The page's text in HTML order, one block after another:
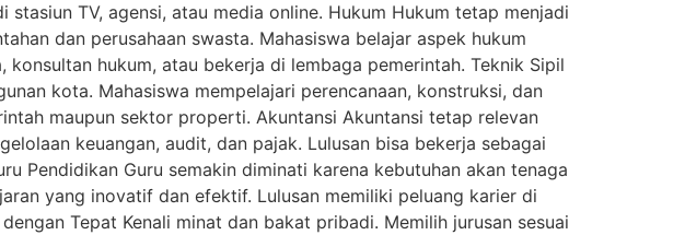
TV, agensi, atau media online. Hukum Hukum tetap menjadi
dan perusahaan swasta. Mahasiswa belajar aspek hukum
hukum, atau bekerja di lembaga pemerintah. Teknik Sipil
kota. Mahasiswa mempelajari perencanaan, konstruksi, dan
maupun sektor properti. Akuntansi Akuntansi tetap relevan
keuangan, audit, dan pajak. Lulusan bisa bekerja sebagai
Pendidikan Guru semakin diminati karena kebutuhan akan tenaga
yang inovatif dan efektif. Lulusan memiliki peluang karier di
Tepat Kenali minat dan bakat pribadi. Memilih jurusan sesuai